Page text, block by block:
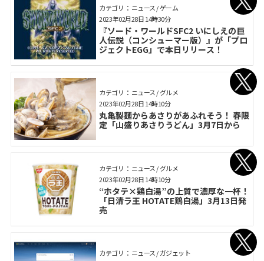
カテゴリ： ニュース / ゲーム
『ソード・ワールドSFC2 いにしえの巨
人伝説（コンシューマー版）』が「プロ
ジェクトEGG」で本日リリース！
2023年02月28日 14時30分
カテゴリ： ニュース / グルメ
丸亀製麺からあさりがあふれそう！ 春限
定「山盛りあさりうどん」3月7日から
2023年02月28日 14時10分
カテゴリ： ニュース / グルメ
“ホタテ×鶏白湯”の上質で濃厚な一杯！
「日清ラ王 HOTATE鶏白湯」3月13日発
売
2023年02月28日 14時10分
カテゴリ： ニュース / ガジェット